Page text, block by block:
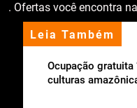
Leia Também
Ocupação gratuita
culturas
. Ofertas você encontra na